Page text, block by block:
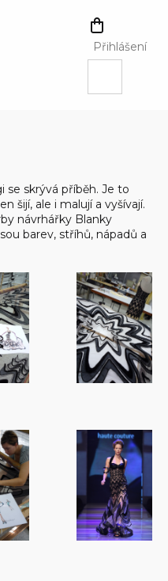
NÁKUPNÍ
KOŠÍK
Přihlášení
se skrývá příběh. Je to
šijí, ale i malují a vyšívají.
návrhářky Blanky
barev, stříhů, nápadů a